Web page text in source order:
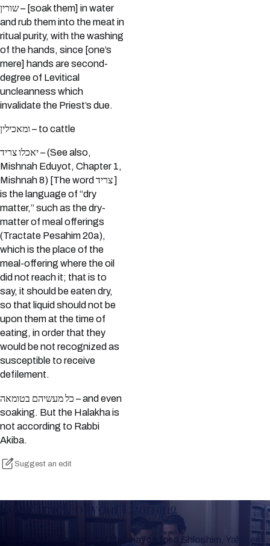
שורין – [soak them] in water
and rub them into the meat in
ritual purity, with the washing
of the hands, since [one’s
mere] hands are second-
degree of Levitical
uncleanness which
invalidate the Priest’s due.
ומאכילין – to cattle
יאכלו צריד – (See also,
Mishnah Eduyot, Chapter 1,
Mishnah 8) [The word צריד ]
is the language of “dry
matter,” such as the dry-
matter of meal offerings
(Tractate Pesahim 20a),
which is the place of the
meal-offering where the oil
did not reach it; that is to
say, it should be eaten dry,
so that liquid should not be
upon them at the time of
eating, in order that they
would be not recognized as
susceptible to receive
defilement.
כל מעשיהם בטומאה – and even
soaking. But the Halakha is
not according to Rabbi
Akiba.
Suggest an edit
Keep Track of your Learning
Whether you are learning Mishnayos for a Shloshim, Yahrzeit